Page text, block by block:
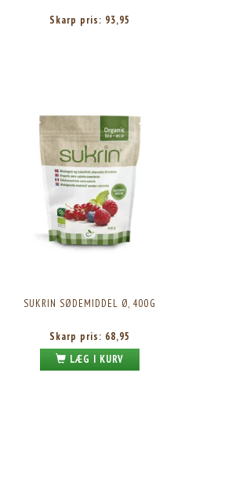
Skarp pris: 93,95
SUKRIN SØDEMIDDEL Ø, 400G
Skarp pris: 68,95
LÆG I KURV